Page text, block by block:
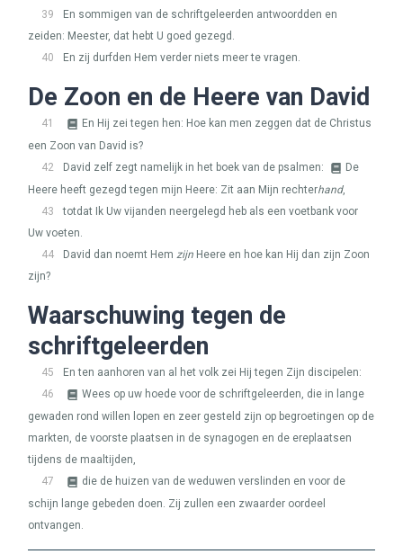
39
En sommigen van de schriftgeleerden antwoordden en
zeiden: Meester, dat hebt U goed gezegd.
40
En zij durfden Hem verder niets meer te vragen.
De Zoon en de Heere van David
41
En Hij zei tegen hen: Hoe kan men zeggen dat de Christus
een Zoon van David is?
42
David zelf zegt namelijk in het boek van de psalmen:
De
Heere heeft gezegd tegen mijn Heere: Zit aan Mijn rechterhand,
43
totdat Ik Uw vijanden neergelegd heb als een voetbank voor
Uw voeten.
44
David dan noemt Hem zijn Heere en hoe kan Hij dan zijn Zoon
zijn?
Waarschuwing tegen de
schriftgeleerden
45
En ten aanhoren van al het volk zei Hij tegen Zijn discipelen:
46
Wees op uw hoede voor de schriftgeleerden, die in lange
gewaden rond willen lopen en zeer gesteld zijn op begroetingen op de
markten, de voorste plaatsen in de synagogen en de ereplaatsen
tijdens de maaltijden,
47
die de huizen van de weduwen verslinden en voor de
schijn lange gebeden doen. Zij zullen een zwaarder oordeel
ontvangen.